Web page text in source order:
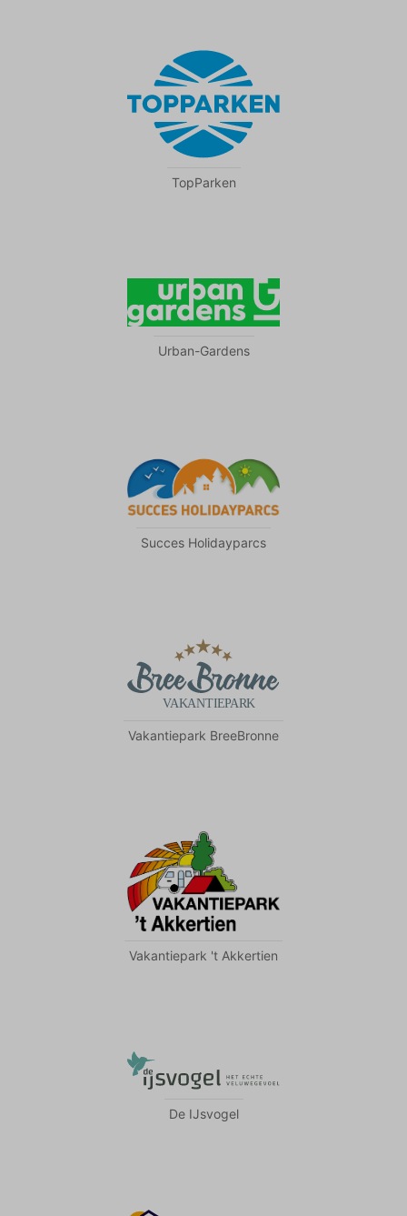
TopParken
Urban-Gardens
Succes Holidayparcs
Vakantiepark BreeBronne
Vakantiepark 't Akkertien
De IJsvogel